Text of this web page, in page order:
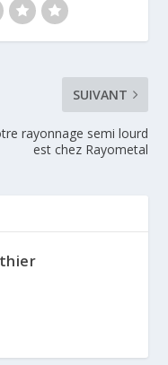
SUIVANT
rayonnage semi lourd
est chez Rayometal